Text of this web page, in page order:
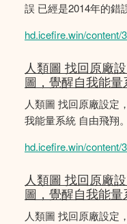
誤 已經是2014年的錯
hd.icefire.win/content/
人類圖 找回原廠
圖，覺醒自我能
人類圖 找回原廠設定
我能量系統 自由飛翔。
hd.icefire.win/content/
人類圖 找回原廠
圖，覺醒自我能
人類圖 找回原廠設定